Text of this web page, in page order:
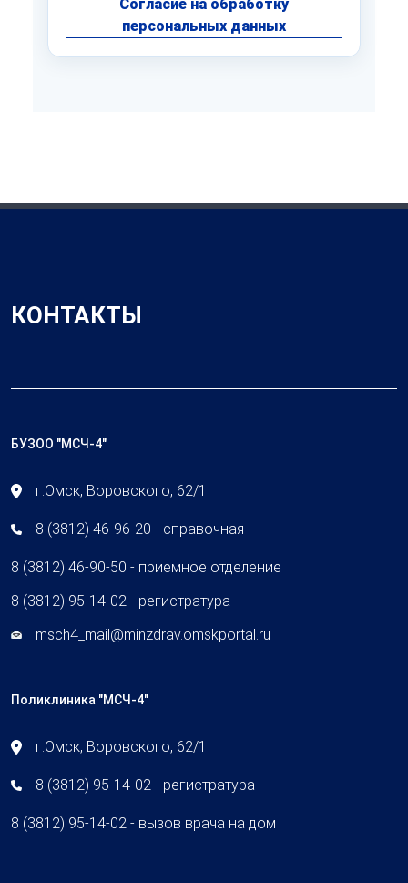
Согласие на обработку
персональных данных
КОНТАКТЫ
БУЗОО "МСЧ-4"
г.Омск, Воровского, 62/1
8 (3812) 46-96-20 - справочная
8 (3812) 46-90-50 - приемное отделение
8 (3812) 95-14-02 - регистратура
msch4_mail@minzdrav.omskportal.ru
Поликлиника "МСЧ-4"
г.Омск, Воровского, 62/1
8 (3812) 95-14-02 - регистратура
8 (3812) 95-14-02 - вызов врача на дом